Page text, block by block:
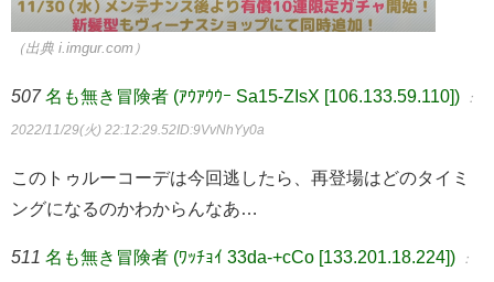
（出典 i.imgur.com）
507 名も無き冒険者 (ｱｳｱｳｳｰ Sa15-ZIsX [106.133.59.110]) ：
2022/11/29(火) 22:12:29.52ID:9VvNhYy0a
このトゥルーコーデは今回逃したら、再登場はどのタイミ
ングになるのかわからんなあ…
511 名も無き冒険者 (ﾜｯﾁｮｲ 33da-+cCo [133.201.18.224]) ：